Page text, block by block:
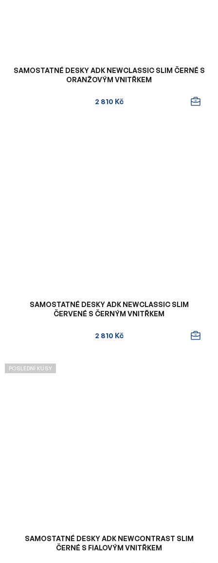
SAMOSTATNÉ DESKY ADK NEWCLASSIC SLIM ČERNÉ S
ORANŽOVÝM VNITŘKEM
2 810 Kč
SAMOSTATNÉ DESKY ADK NEWCLASSIC SLIM
ČERVENÉ S ČERNÝM VNITŘKEM
2 810 Kč
POSLEDNÍ KUSY
SAMOSTATNÉ DESKY ADK NEWCONTRAST SLIM
ČERNÉ S FIALOVÝM VNITŘKEM